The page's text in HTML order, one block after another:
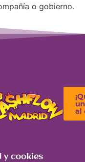
o gobierno.
al
y cookies